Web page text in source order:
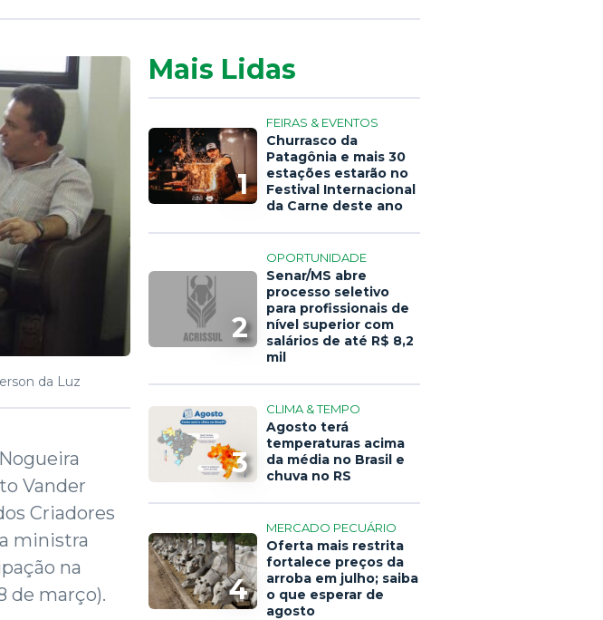
da Luz
Vander
Criadores
ministra
na
de março).
Mais Lidas
1
FEIRAS & EVENTOS
Churrasco da
Patagônia e mais 30
estações estarão no
Festival Internacional
da Carne deste ano
2
OPORTUNIDADE
Senar/MS abre
processo seletivo
para profissionais de
nível superior com
salários de até R$ 8,2
mil
3
CLIMA & TEMPO
Agosto terá
temperaturas acima
da média no Brasil e
chuva no RS
4
MERCADO PECUÁRIO
Oferta mais restrita
fortalece preços da
arroba em julho; saiba
o que esperar de
agosto